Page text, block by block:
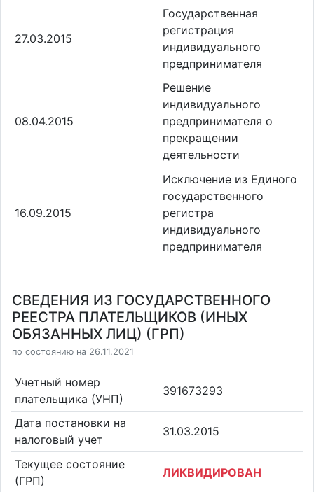
27.03.2015
Государственная
регистрация
индивидуального
предпринимателя
08.04.2015
Решение
индивидуального
предпринимателя о
прекращении
деятельности
16.09.2015
Исключение из Единого
государственного
регистра
индивидуального
предпринимателя
СВЕДЕНИЯ ИЗ ГОСУДАРСТВЕННОГО
РЕЕСТРА ПЛАТЕЛЬЩИКОВ (ИНЫХ
ОБЯЗАННЫХ ЛИЦ) (ГРП)
по состоянию на 26.11.2021
Учетный номер
плательщика (УНП)
391673293
Дата постановки на
налоговый учет
31.03.2015
Текущее состояние
(ГРП)
ЛИКВИДИРОВАН